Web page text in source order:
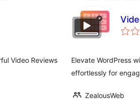
Video Reviews
Elevate WordPress
effortlessly for
ZealousWeb